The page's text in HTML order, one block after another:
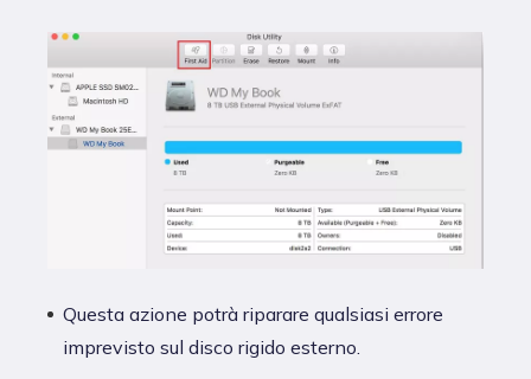
Questa azione potrà riparare qualsiasi errore
imprevisto sul disco rigido esterno.